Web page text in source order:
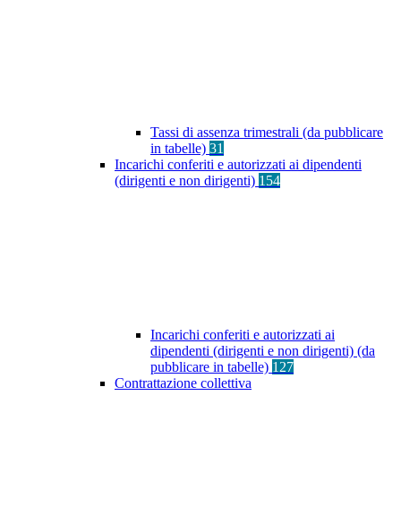
Tassi di assenza trimestrali (da pubblicare
in tabelle) 31
Incarichi conferiti e autorizzati ai dipendenti
(dirigenti e non dirigenti) 154
Incarichi conferiti e autorizzati ai
dipendenti (dirigenti e non dirigenti) (da
pubblicare in tabelle) 127
Contrattazione collettiva